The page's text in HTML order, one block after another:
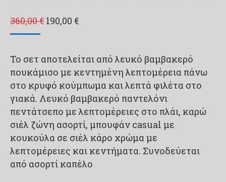
360,00€ Original
360,00 €.
190,00 €Η
είναι:
190,00 €.
Το σετ αποτελείται από λευκό βαμβακερό
πουκάμισο με κεντημένη λεπτομέρεια πάνω
στο κρυφό κούμπωμα και λεπτά φιλέτα στο
γιακά. Λευκό βαμβακερό παντελόνι
πεντάτσεπο με λεπτομέρειες στο πλάι, καρώ
σιέλ ζώνη ασορτί, μπουφάν casual με
κουκούλα σε σιέλ κάρο χρώμα με
λεπτομέρειες και κεντήματα. Συνοδεύεται
από ασορτί καπέλο